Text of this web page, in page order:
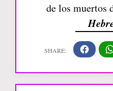
de los muertos